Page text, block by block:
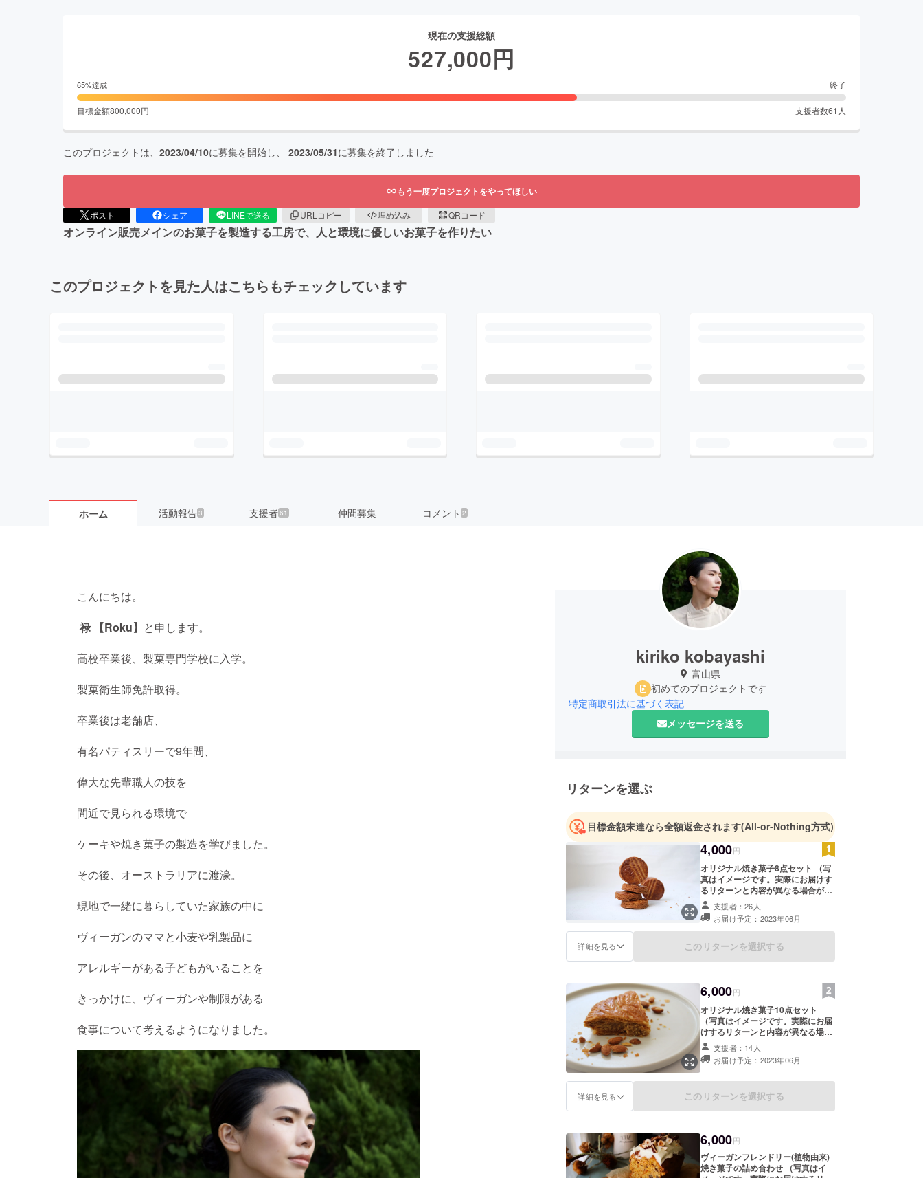
現在の支援総額
527,000円
65%達成 終了
目標金額800,000円 支援者数61 人
このプロジェクトは、 2023/04/10に募集を開始し、 2023/05/31に募集を終了しました
もう一度プロジェクトをやってほしい
ポスト シェア LINEで送る URLコピー 埋め込み QRコード
オンライン販売メインのお菓子を製造する工房で、人と環境に優しいお菓子を作りたい
このプロジェクトを見た人はこちらもチェックしています
ホーム 活動報告3 支援者61 仲間募集 コメント 2
こんにちは。
禄 【Roku】 と申します。
高校卒業後、製菓専門学校に入学。
製菓衛生師免許取得。
卒業後は老舗店、
有名パティスリーで9年間、
偉大な先輩職人の技を
間近で見られる環境で
ケーキや焼き菓子の製造を学びました。
その後、オーストラリアに渡濠。
現地で一緒に暮らしていた家族の中に
ヴィーガンのママと小麦や乳製品に
アレルギーがある子どもがいることを
きっかけに、ヴィーガンや制限がある
食事について考えるようになりました。
kiriko kobayashi
富山県
初めてのプロジェクトです
特定商取引法に基づく表記
メッセージを送る
リターンを選ぶ
目標金額未達なら全額返金されます(All-or-Nothing方式)
4,000円
オリジナル焼き菓子8点セット （写
真はイメージです。実際にお届けす
るリターンと内容が異なる場合があ
りますので、あらかじめご了承くだ
さい） 食物アレルギー、食事制限が
ない方向けのお菓子の詰め合わせで
す。 内容量：8点 【内容例】サブレ
5枚×2セット パウンドケーキ×2
るリターンと内容が異なる場合がご
ざいます。※ 賞味期限：製造から14
日程度 保存方法：直射日光の当たら
ない常温で保存 原材料：原材料及び
添加物等の食品表示はお届け商品の
ラベルに表記されます。 商品開封前
には必ずお届けのリターンに貼付さ
れたラベルや注意書きをご確認くだ
支援者：26人
お届け予定：2023年06月
詳細を見る このリターンを選択する
6,000円
オリジナル焼き菓子10点セット
（写真はイメージです。実際にお届
けするリターンと内容が異なる場合
がありますので、あらかじめご了承
ください） 食物アレルギー、食事制
限がない方向けのお菓子の詰め合わ
キ×2切 ガレットブルトンヌ×2枚
フィナンシェ×2個 マドレーヌ×2個
ございます。※賞味期限：製造から
14日程度 保存方法：直射日光の当
たらない常温で保存 原材料：原材料
及び添加物等の食品表示はお届け商
支援者：14人
お届け予定：2023年06月
詳細を見る このリターンを選択する
6,000円
ヴィーガンフレンドリー(植物由来)
焼き菓子の詰め合わせ （写真はイ